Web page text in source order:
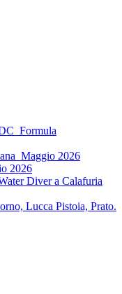
2026
2026
Diver a Calafuria
Lucca Pistoia, Prato.